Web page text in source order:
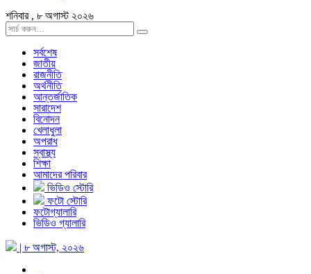
শনিবার , ৮ অগাস্ট ২০২৬
সর্বশেষ
জাতীয়
রাজনীতি
অর্থনীতি
আন্তর্জাতিক
সারাদেশ
বিনোদন
খেলাধুলা
অপরাধ
স্বাস্থ্য
শিক্ষা
আমাদের পরিবার
ভিডিও স্টোরি
ফটো স্টোরি
ফটোগ্যালারি
ভিডিও গ্যালারি
| ৮ অগাস্ট, ২০২৬